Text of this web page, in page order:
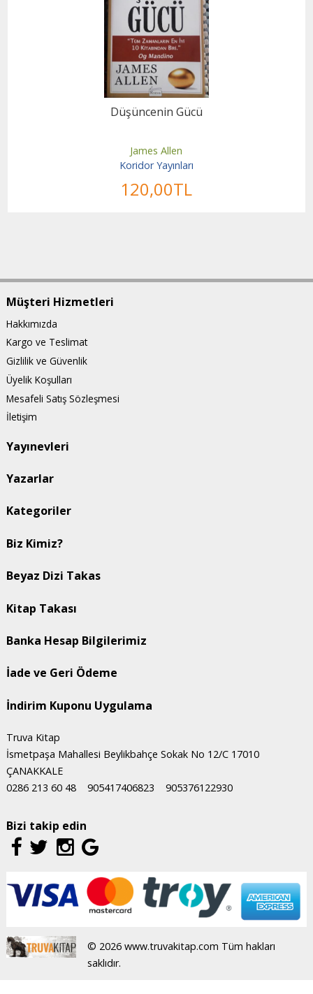
Düşüncenin Gücü
James Allen
Koridor Yayınları
120,00TL
Müşteri Hizmetleri
Hakkımızda
Kargo ve Teslimat
Gizlilik ve Güvenlik
Üyelik Koşulları
Mesafeli Satış Sözleşmesi
İletişim
Yayınevleri
Yazarlar
Kategoriler
Biz Kimiz?
Beyaz Dizi Takas
Kitap Takası
Banka Hesap Bilgilerimiz
İade ve Geri Ödeme
İndirim Kuponu Uygulama
Truva Kitap
İsmetpaşa Mahallesi Beylikbahçe Sokak No 12/C 17010
ÇANAKKALE
0286 213 60 48
905417406823 905376122930
Bizi takip edin
© 2026 www.truvakitap.com Tüm hakları
saklıdır.